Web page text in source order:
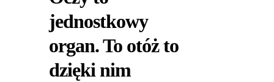
jednostkowy
organ. To otóż to
dzięki nim